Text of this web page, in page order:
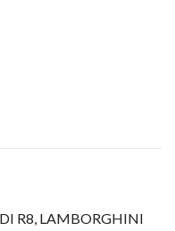
R8, LAMBORGHINI